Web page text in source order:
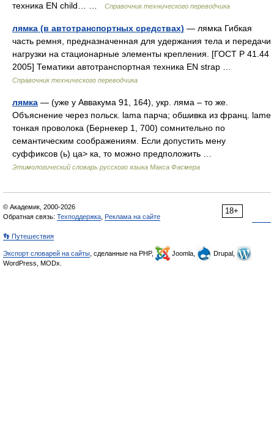
техника EN child… …
Справочник технического переводчика
лямка (в автотранспортных средствах) — лямка Гибкая
часть ремня, предназначенная для удержания тела и передачи
нагрузки на стационарные элементы крепления. [ГОСТ Р 41.44
2005] Тематики автотранспортная техника EN strap …
Справочник технического переводчика
лямка — (уже у Аввакума 91, 164), укр. ляма – то же.
Объяснение через польск. lama парча; обшивка из франц. lame
тонкая проволока (Бернекер 1, 700) сомнительно по
семантическим соображениям. Если допустить мену
суффиксов (ь) ца> ка, то можно предположить …
Этимологический словарь русского языка Макса Фасмера
18+
© Академик, 2000-2026
Обратная связь: Техподдержка Реклама на сайте
👣 Путешествия
Экспорт словарей на сайты , сделанные на PHP, Joomla,
Drupal,
WordPress, MODx.